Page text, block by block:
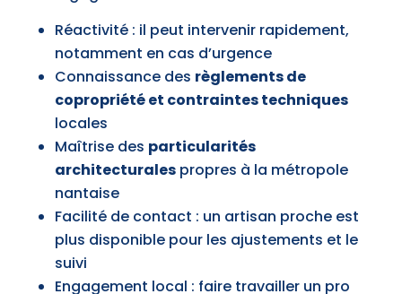
Réactivité : il peut intervenir rapidement,
notamment en cas d’urgence
Connaissance des règlements de
copropriété et contraintes techniques
locales
Maîtrise des particularités
architecturalespropres à la métropole
nantaise
Facilité de contact : un artisan proche est
plus disponible pour les ajustements et le
suivi
Engagement local : faire travailler un pro